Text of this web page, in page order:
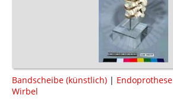
Bandscheibe (künstlich) | Endoprothese
Wirbel